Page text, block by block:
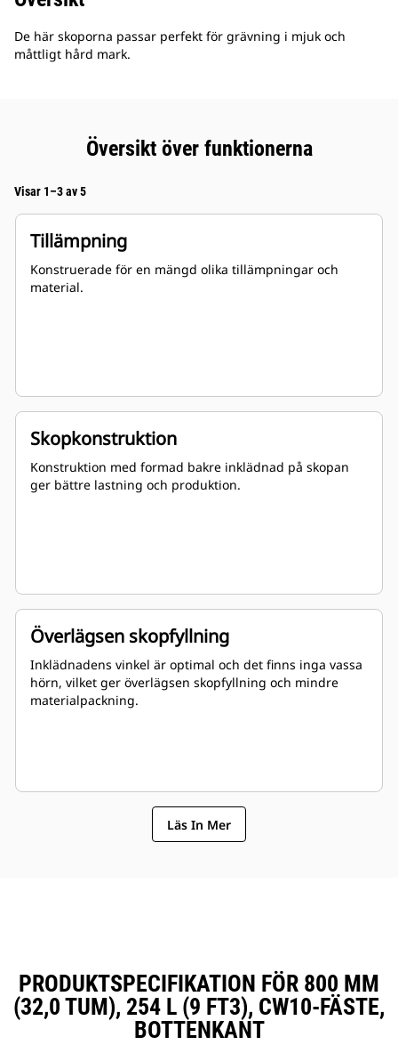
De här skoporna passar perfekt för grävning i mjuk och
måttligt hård mark.
Översikt över funktionerna
Visar 1–3 av 5
Tillämpning
Konstruerade för en mängd olika tillämpningar och
material.
Skopkonstruktion
Konstruktion med formad bakre inklädnad på skopan
ger bättre lastning och produktion.
Överlägsen skopfyllning
Inklädnadens vinkel är optimal och det finns inga vassa
hörn, vilket ger överlägsen skopfyllning och mindre
materialpackning.
Läs In Mer
PRODUKTSPECIFIKATION FÖR 800 MM
(32,0 TUM), 254 L (9 FT3), CW10-FÄSTE,
BOTTENKANT